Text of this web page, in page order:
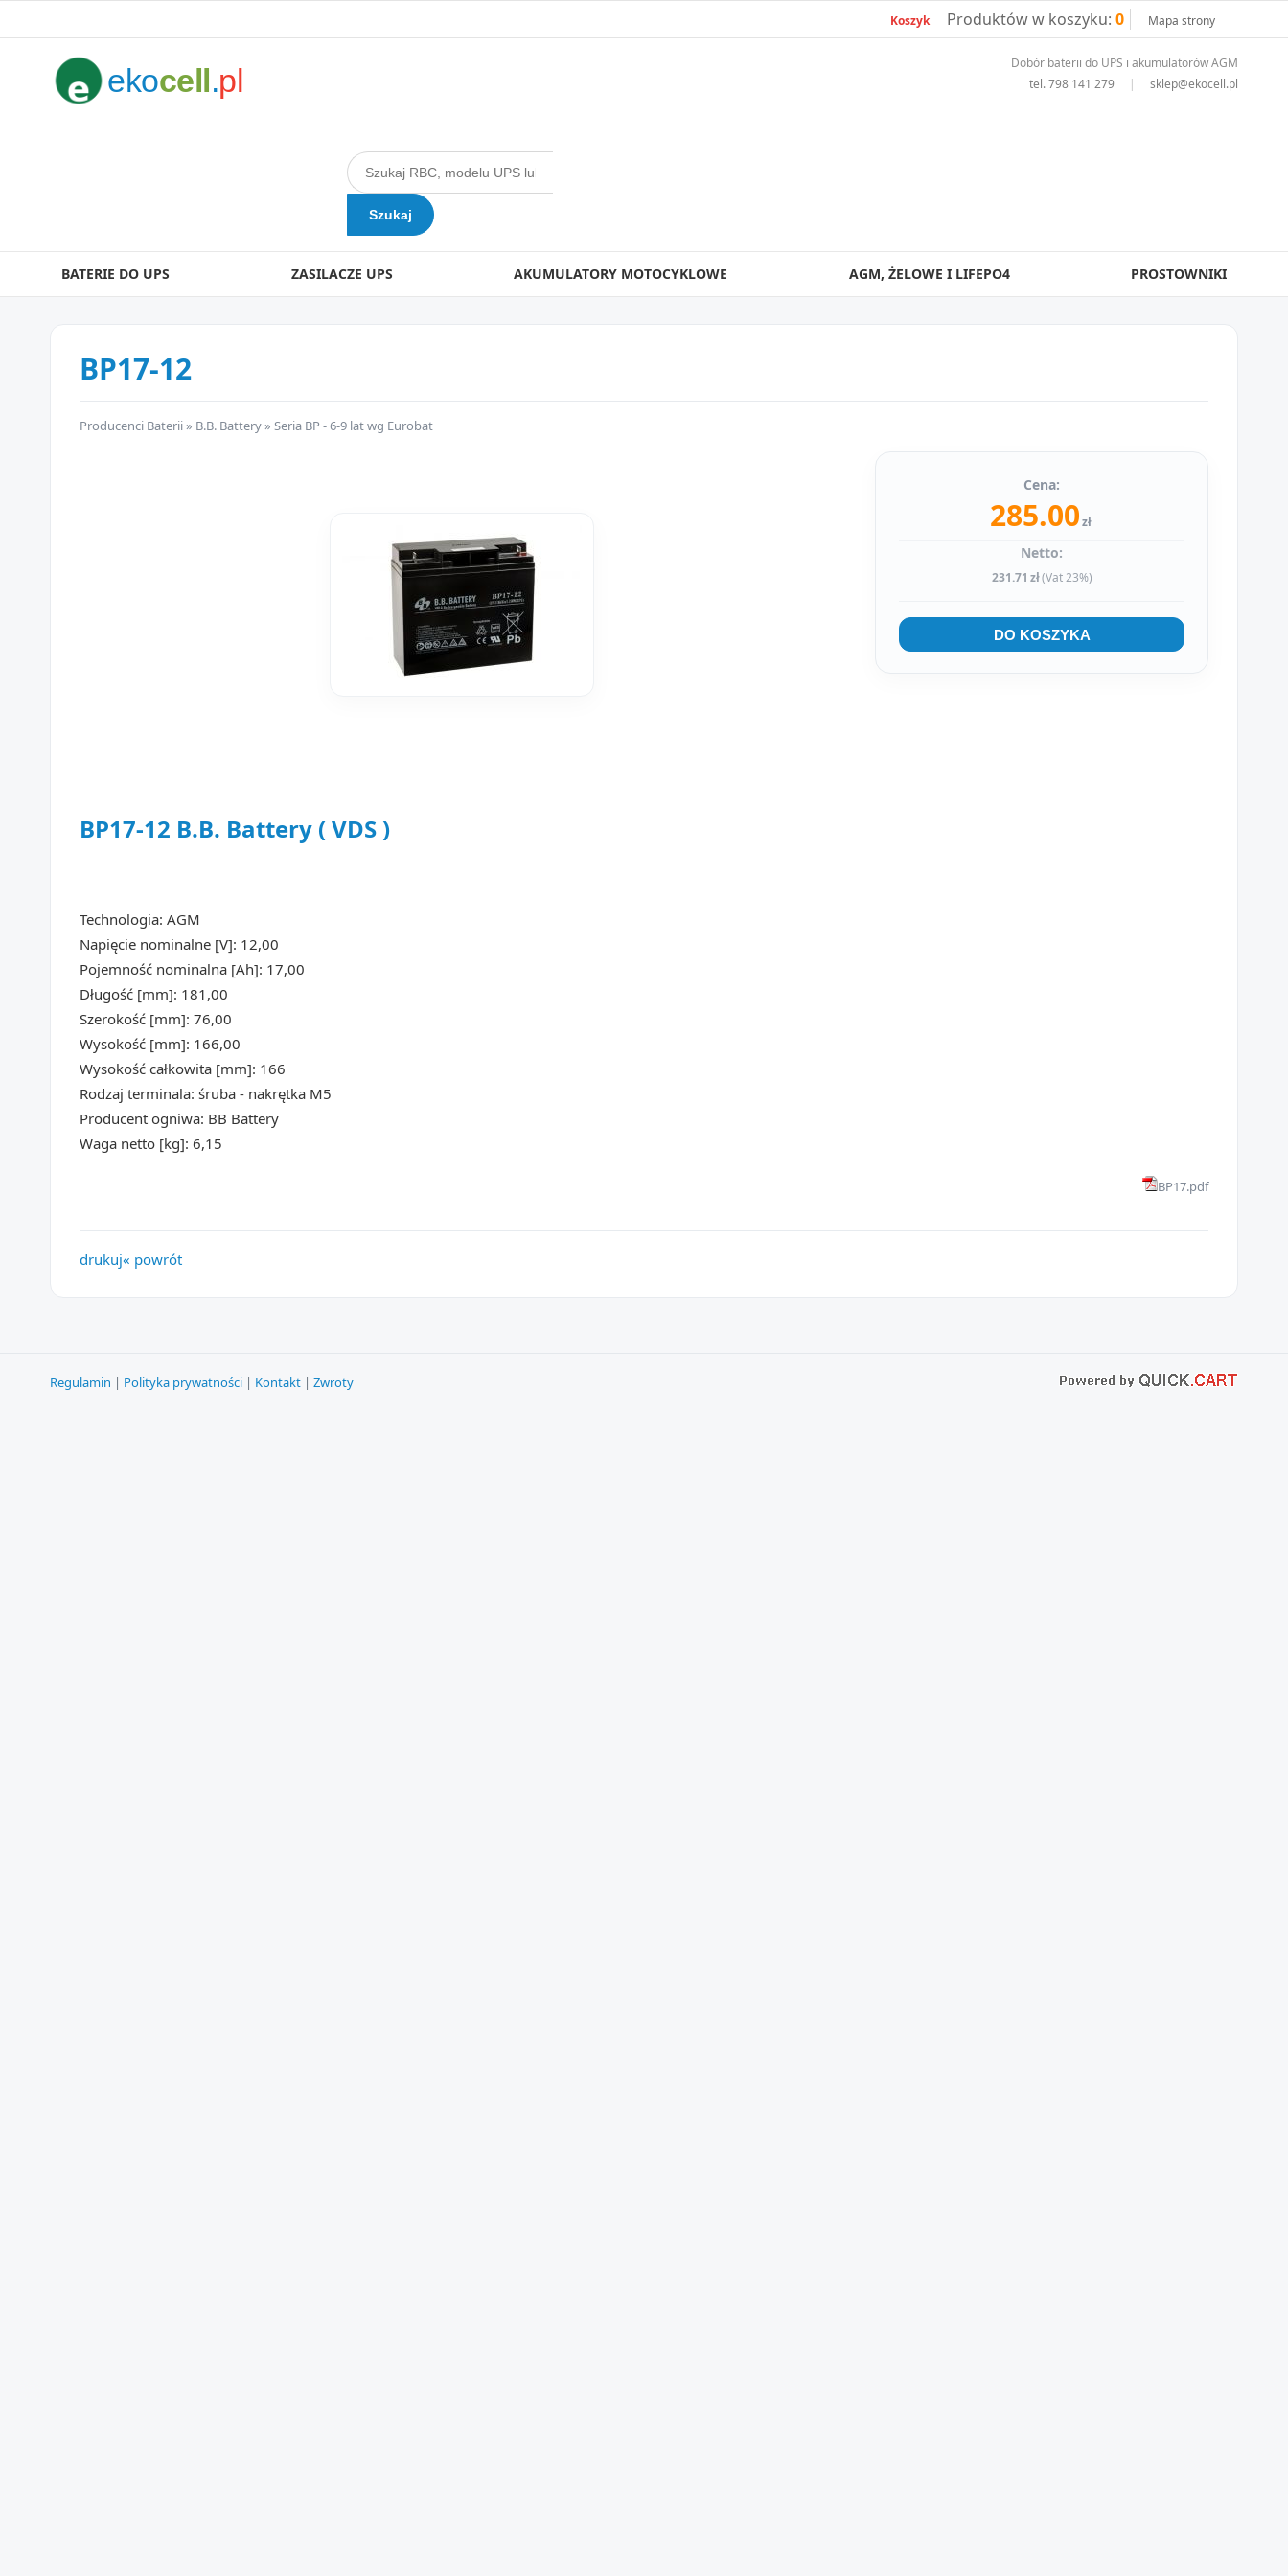
Koszyk Produktów w koszyku: 0 Mapa strony
ekocell.pl
Dobór baterii do UPS i akumulatorów AGM
tel.798 141 279 | sklep@ekocell.pl
BATERIE DO UPS ZASILACZE UPS AKUMULATORY MOTOCYKLOWE AGM, ŻELOWE I LIFEPO4 PROSTOWNIKI
BP17-12
Producenci Baterii» B.B. Battery» Seria BP - 6-9 lat wg Eurobat
Cena:
285.00zł
Netto:
231.71 zł(Vat 23%)
BP17-12 B.B. Battery ( VDS )
Technologia: AGM
Napięcie nominalne [V]: 12,00
Pojemność nominalna [Ah]: 17,00
Długość [mm]: 181,00
Szerokość [mm]: 76,00
Wysokość [mm]: 166,00
Wysokość całkowita [mm]: 166
Rodzaj terminala: śruba - nakrętka M5
Producent ogniwa: BB Battery
Waga netto [kg]: 6,15
BP17.pdf
drukuj« powrót
Regulamin | Polityka prywatności | Kontakt | Zwroty